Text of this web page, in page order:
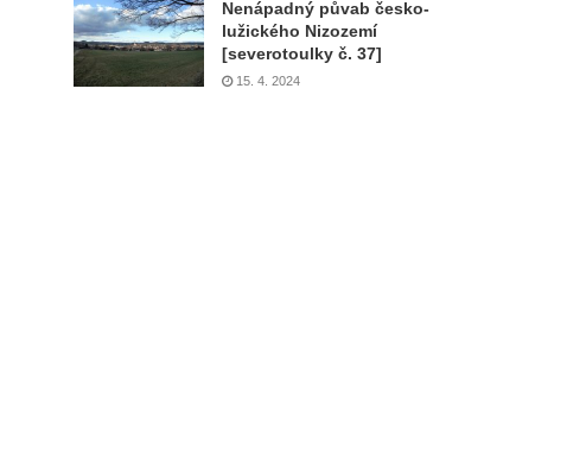
Nenápadný půvab česko-
lužického Nizozemí
[severotoulky č. 37]
15. 4. 2024